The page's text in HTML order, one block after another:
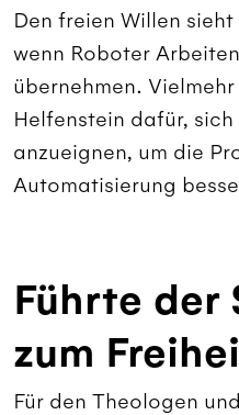
Den freien Willen
wenn Roboter
übernehmen.
Helfenstein dafür,
anzueignen, um die
Automatisierung
Führte der
zum
Für den Theologen